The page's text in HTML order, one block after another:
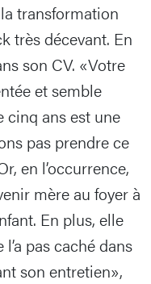
transformation
très décevant. En
son CV. «Votre
et semble
cinq ans est une
pas prendre ce
en l’occurrence,
mère au foyer à
En plus, elle
pas caché dans
son entretien»,